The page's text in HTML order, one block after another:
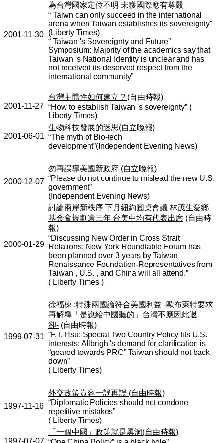
2001-11-30
為台灣國家定位不明 未獲國際應有尊嚴
“ Taiwn can only succeed in the international
arena when Taiwan establishes its sovereignty”
(Liberty Times)
“ Taiwan 's Sovereignty and Future”
Symposium: Majority of the academics say that
Taiwan 's National Identity is unclear and has
not received its deserved respect from the
international community”
2001-11-27
台灣主體性如何建立 ? (自由時報)
“How to establish Taiwan 's sovereignty” (
Liberty Times)
2001-06-01
生物科技發展的迷思(自立晚報)
“The myth of Bio-tech
development”(Independent Evening News)
2000-12-07
勿再誤導美國新政府 (自立晚報)
“Please do not continue to mislead the new U.S.
government”
(Independent Evening News)
2000-01-29
討論兩岸新秩序 下月紐約圓桌會議 林茂生愛鄉
基金會規劃逾三年 台美中均有代表出席 (自由時
報)
“Discussing New Order in Cross Strait
Relations: New York Roundtable Forum has
been planned over 3 years by Taiwan
Renaissance Foundation-Representatives from
Taiwan , U.S. , and China will all attend.”
( Liberty Times )
1999-07-31
徐福棟 :特殊兩國論符合美國利益 -歐布萊特要求
再解釋「是說給中國聽的」台灣不應因此退
卻- (自由時報)
“F.T. Hsu: Special Two Country Policy fits U.S.
interests: Allbright's demand for clarification is
“geared towards PRC” Taiwan should not back
down”
( Liberty Times)
1997-11-16
外交政策豈容一誤再誤 (自由時報)
“Diplomatic Policies should not condone
repetitive mistakes”
( Liberty Times)
1997-07-07
「一個中國」政策就是黑洞(自由時報)